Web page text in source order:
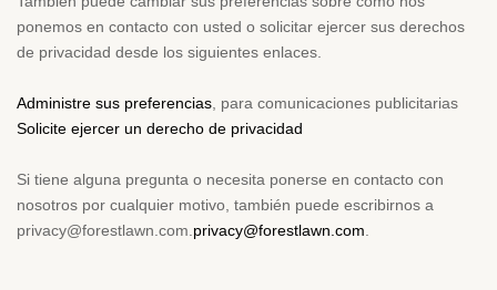
ponemos en contacto con usted o solicitar ejercer sus derechos
de privacidad desde los siguientes enlaces.
Administre sus preferencias , para comunicaciones publicitarias
Solicite ejercer un derecho de privacidad
Si tiene alguna pregunta o necesita ponerse en contacto con
nosotros por cualquier motivo, también puede escribirnos a
privacy@forestlawn.com privacy@forestlawn.com